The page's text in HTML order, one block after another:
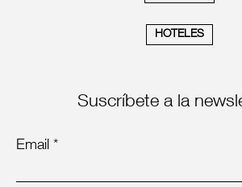
HOTELES
Suscríbete a la
Email *